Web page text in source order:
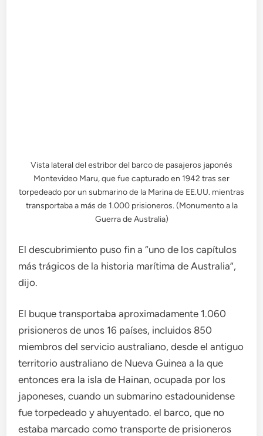
Vista lateral del estribor del barco de pasajeros japonés
Montevideo Maru, que fue capturado en 1942 tras ser
torpedeado por un submarino de la Marina de EE.UU. mientras
transportaba a más de 1.000 prisioneros. (Monumento a la
Guerra de Australia)
El descubrimiento puso fin a “uno de los capítulos
más trágicos de la historia marítima de Australia”,
dijo.
El buque transportaba aproximadamente 1.060
prisioneros de unos 16 países, incluidos 850
miembros del servicio australiano, desde el antiguo
territorio australiano de Nueva Guinea a la que
entonces era la isla de Hainan, ocupada por los
japoneses, cuando un submarino estadounidense
fue torpedeado y ahuyentado. el barco, que no
estaba marcado como transporte de prisioneros